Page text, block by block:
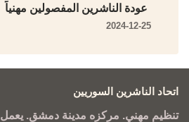
عودة الناشرين المفصولين مهنياً
2024-12-25
اتحاد الناشرين السوريين
تنظيم مهني. مركزه مدينة دمشق.